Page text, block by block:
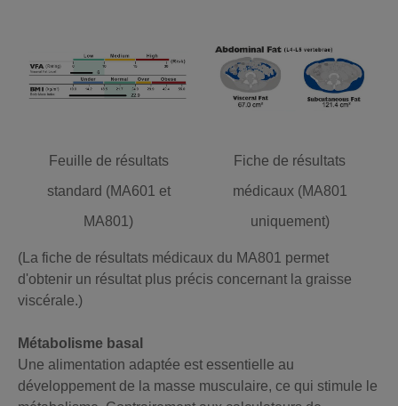
Feuille de résultats
standard (MA601 et
MA801)
Fiche de résultats
médicaux (MA801
uniquement)
(La fiche de résultats médicaux du MA801 permet
d'obtenir un résultat plus précis concernant la graisse
viscérale.)
Métabolisme basal
Une alimentation adaptée est essentielle au
développement de la masse musculaire, ce qui stimule le